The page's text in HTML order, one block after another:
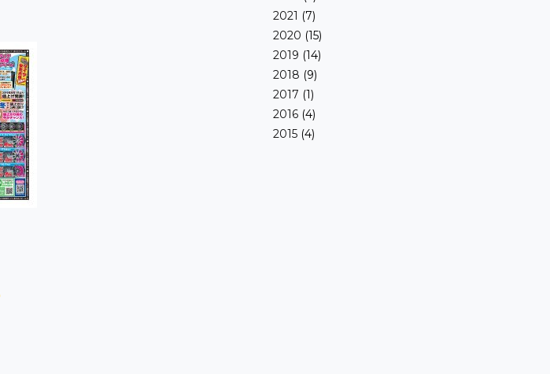
2021 (7)
2020 (15)
2019 (14)
2018 (9)
2017 (1)
2016 (4)
2015 (4)